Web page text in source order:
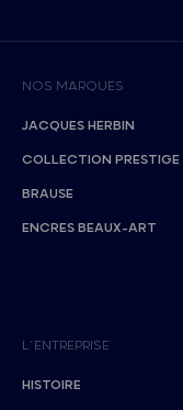
NOS MARQUES
JACQUES HERBIN
COLLECTION PRESTIGE
BRAUSE
ENCRES BEAUX-ART
L’ENTREPRISE
HISTOIRE